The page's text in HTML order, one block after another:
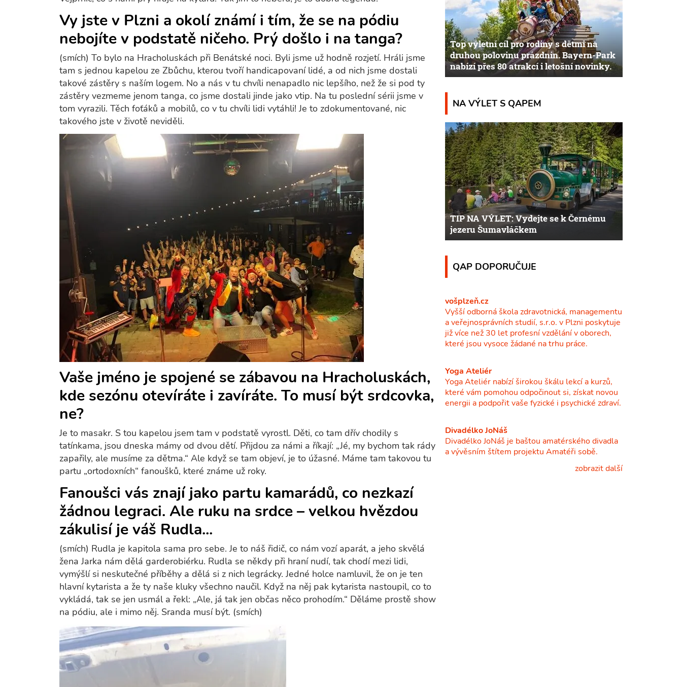
Vy jste v Plzni a okolí známí i tím, že se na pódiu
nebojíte v podstatě ničeho. Prý došlo i na tanga?
(smích) To bylo na Hracholuskách při Benátské noci. Byli jsme už hodně rozjetí. Hráli jsme
tam s jednou kapelou ze Zbůchu, kterou tvoří handicapovaní lidé, a od nich jsme dostali
takové zástěry s naším logem. No a nás v tu chvíli nenapadlo nic lepšího, než že si pod ty
zástěry vezmeme jenom tanga, co jsme dostali jinde jako vtip. Na tu poslední sérii jsme v
tom vyrazili. Těch foťáků a mobilů, co v tu chvíli lidi vytáhli! Je to zdokumentované, nic
takového jste v životě neviděli.
Vaše jméno je spojené se zábavou na Hracholuskách,
kde sezónu otevíráte i zavíráte. To musí být srdcovka,
ne?
Je to masakr. S tou kapelou jsem tam v podstatě vyrostl. Děti, co tam dřív chodily s
tatínkama, jsou dneska mámy od dvou dětí. Přijdou za námi a říkají: „Jé, my bychom tak rády
zapařily, ale musíme za dětma.“ Ale když se tam objeví, je to úžasné. Máme tam takovou tu
partu „ortodoxních“ fanoušků, které známe už roky.
Fanoušci vás znají jako partu kamarádů, co nezkazí
žádnou legraci. Ale ruku na srdce – velkou hvězdou
zákulisí je váš Rudla...
(smích) Rudla je kapitola sama pro sebe. Je to náš řidič, co nám vozí aparát, a jeho skvělá
žena Jarka nám dělá garderobiérku. Rudla se někdy při hraní nudí, tak chodí mezi lidi,
vymýšlí si neskutečné příběhy a dělá si z nich legrácky. Jedné holce namluvil, že on je ten
hlavní kytarista a že ty naše kluky všechno naučil. Když na něj pak kytarista nastoupil, co to
vykládá, tak se jen usmál a řekl: „Ale, já tak jen občas něco prohodím.“ Děláme prostě show
na pódiu, ale i mimo něj. Sranda musí být. (smích)
Top výletní cíl pro rodiny s dětmi na
druhou polovinu prázdnin. Bayern-Park
nabízí přes 80 atrakcí i letošní novinky.
NA VÝLET S QAPEM
TIP NA VÝLET: Vydejte se k Černému
jezeru Šumavláčkem
QAP DOPORUČUJE
vošplzeň.cz
Vyšší odborná škola zdravotnická, managementu
a veřejnosprávních studií, s.r.o. v Plzni poskytuje
již více než 30 let profesní vzdělání v oborech,
které jsou vysoce žádané na trhu práce.
Yoga Ateliér
Yoga Ateliér nabízí širokou škálu lekcí a kurzů,
které vám pomohou odpočinout si, získat novou
energii a podpořit vaše fyzické i psychické zdraví.
Divadélko JoNáš
Divadélko JoNáš je baštou amatérského divadla
a vývěsním štítem projektu Amatéři sobě.
zobrazit další